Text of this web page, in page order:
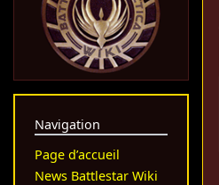
Navigation
Page d’accueil
News Battlestar Wiki